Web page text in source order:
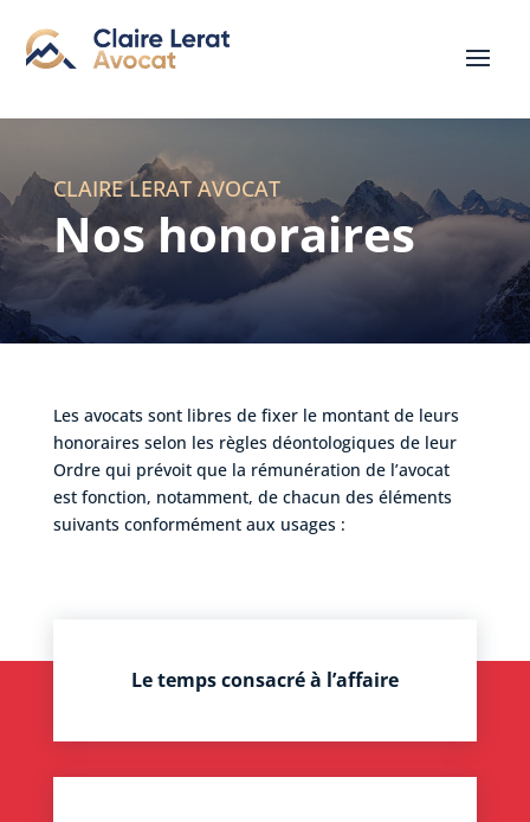
CLAIRE LERAT AVOCAT
Nos honoraires
Les avocats sont libres de fixer le montant de leurs
honoraires selon les règles déontologiques de leur
Ordre qui prévoit que la rémunération de l’avocat
est fonction, notamment, de chacun des éléments
suivants conformément aux usages :
Le temps consacré à l’affaire